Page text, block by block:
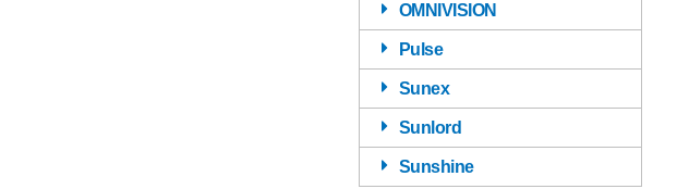
OMNIVISION
Pulse
Sunex
Sunlord
Sunshine